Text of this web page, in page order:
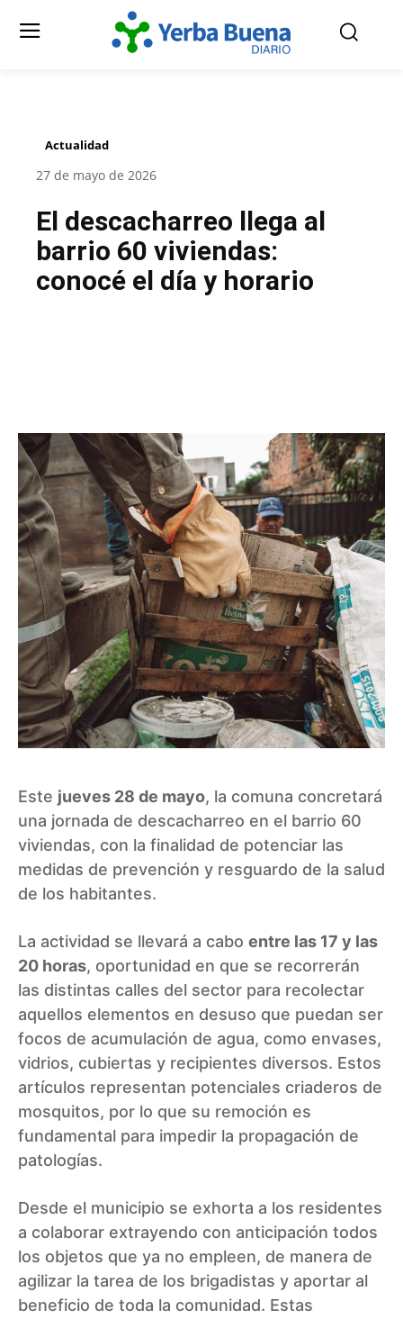
Actualidad
27 de mayo de 2026
El descacharreo llega al
barrio 60 viviendas:
conocé el día y horario
Este jueves 28 de mayo, la comuna concretará
una jornada de descacharreo en el barrio 60
viviendas, con la finalidad de potenciar las
medidas de prevención y resguardo de la salud
de los habitantes.
La actividad se llevará a cabo entre las 17 y las
20 horas, oportunidad en que se recorrerán
las distintas calles del sector para recolectar
aquellos elementos en desuso que puedan ser
focos de acumulación de agua, como envases,
vidrios, cubiertas y recipientes diversos. Estos
artículos representan potenciales criaderos de
mosquitos, por lo que su remoción es
fundamental para impedir la propagación de
patologías.
Desde el municipio se exhorta a los residentes
a colaborar extrayendo con anticipación todos
los objetos que ya no empleen, de manera de
agilizar la tarea de los brigadistas y aportar al
beneficio de toda la comunidad. Estas